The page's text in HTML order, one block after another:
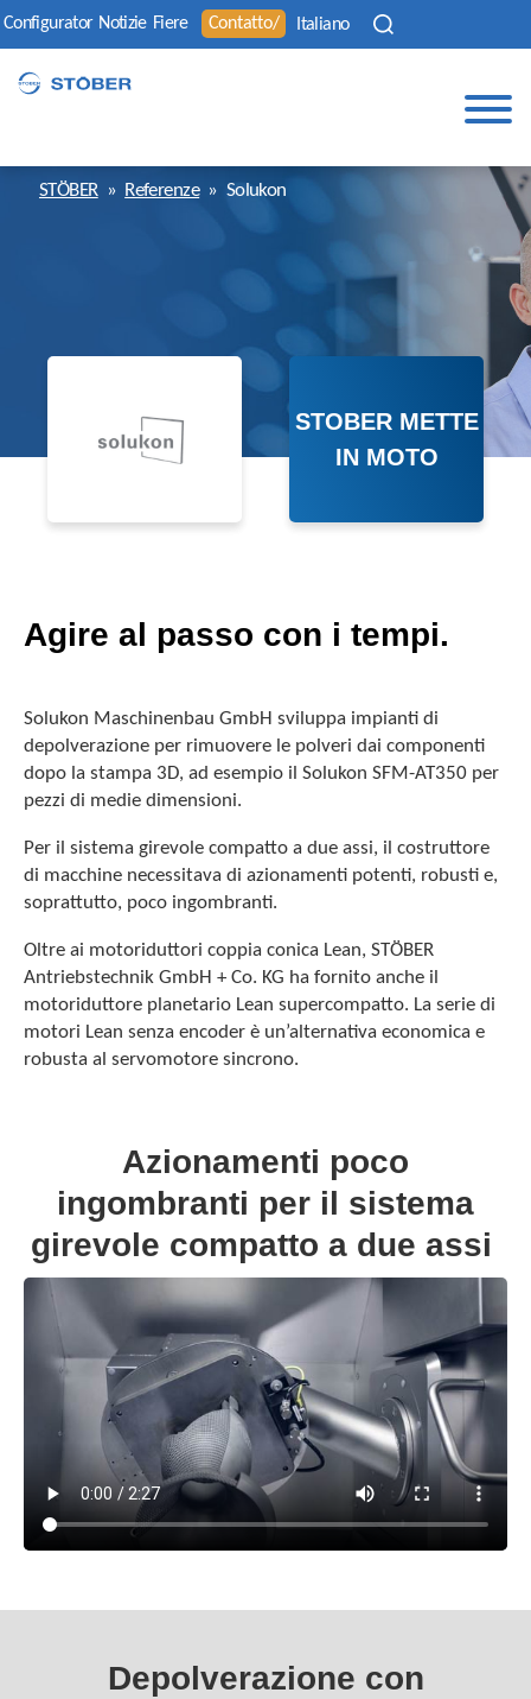
Configurator Notizie Fiere Contatto/ Italiano
STÖBER » Referenze » Solukon
STOBER METTE
IN MOTO
Agire al passo con i tempi.
Solukon Maschinenbau GmbH sviluppa impianti di
depolverazione per rimuovere le polveri dai componenti
dopo la stampa 3D, ad esempio il Solukon SFM-AT350 per
pezzi di medie dimensioni.
Per il sistema girevole compatto a due assi, il costruttore
di macchine necessitava di azionamenti potenti, robusti e,
soprattutto, poco ingombranti.
Oltre ai motoriduttori coppia conica Lean, STÖBER
Antriebstechnik GmbH + Co. KG ha fornito anche il
motoriduttore planetario Lean supercompatto. La serie di
motori Lean senza encoder è un’alternativa economica e
robusta al servomotore sincrono.
Azionamenti poco
ingombranti per il sistema
girevole compatto a due assi
Depolverazione con